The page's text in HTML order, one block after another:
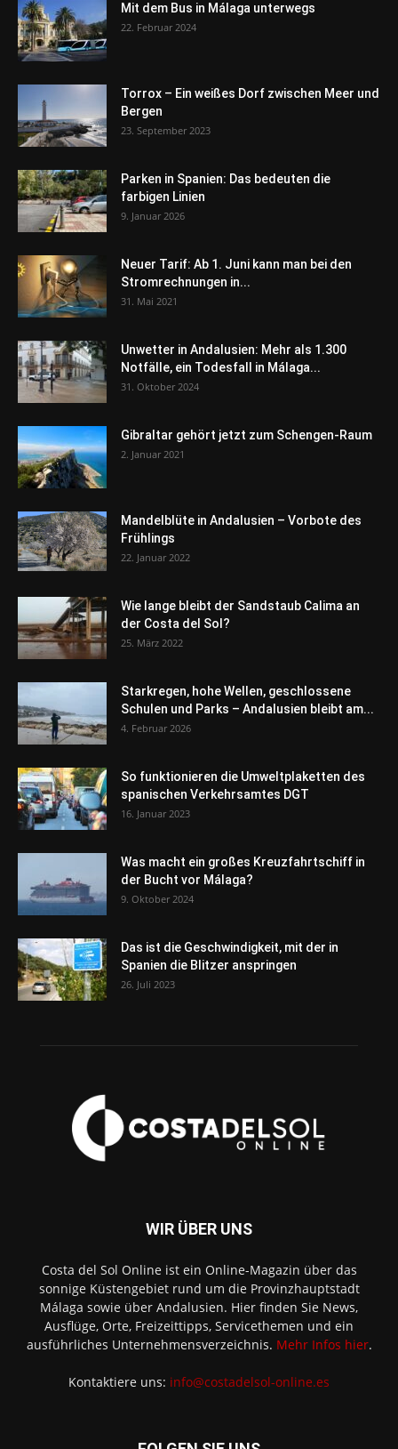
Mit dem Bus in Málaga unterwegs
22. Februar 2024
Torrox – Ein weißes Dorf zwischen Meer und
Bergen
23. September 2023
Parken in Spanien: Das bedeuten die
farbigen Linien
9. Januar 2026
Neuer Tarif: Ab 1. Juni kann man bei den
Stromrechnungen in...
31. Mai 2021
Unwetter in Andalusien: Mehr als 1.300
Notfälle, ein Todesfall in Málaga...
31. Oktober 2024
Gibraltar gehört jetzt zum Schengen-Raum
2. Januar 2021
Mandelblüte in Andalusien – Vorbote des
Frühlings
22. Januar 2022
Wie lange bleibt der Sandstaub Calima an
der Costa del Sol?
25. März 2022
Starkregen, hohe Wellen, geschlossene
Schulen und Parks – Andalusien bleibt am...
4. Februar 2026
So funktionieren die Umweltplaketten des
spanischen Verkehrsamtes DGT
16. Januar 2023
Was macht ein großes Kreuzfahrtschiff in
der Bucht vor Málaga?
9. Oktober 2024
Das ist die Geschwindigkeit, mit der in
Spanien die Blitzer anspringen
26. Juli 2023
WIR ÜBER UNS
Costa del Sol Online ist ein Online-Magazin über das
sonnige Küstengebiet rund um die Provinzhauptstadt
Málaga sowie über Andalusien. Hier finden Sie News,
Ausflüge, Orte, Freizeittipps, Servicethemen und ein
ausführliches Unternehmensverzeichnis. Mehr Infos hier.
Kontaktiere uns: info@costadelsol-online.es